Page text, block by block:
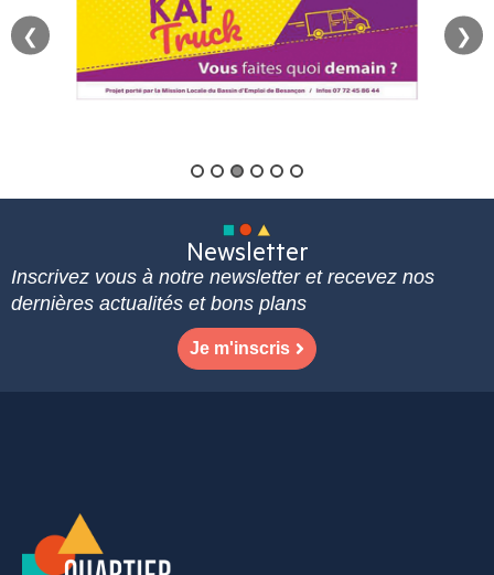
❮ ❯
Newsletter
Inscrivez vous à notre newsletter et recevez nos
dernières actualités et bons plans
Je m'inscris